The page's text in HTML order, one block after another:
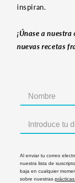
inspiran.
¡Únase a
nuevas recetas
Al enviar tu correo
nuestra lista de
baja en cualquier
sobre nuestras